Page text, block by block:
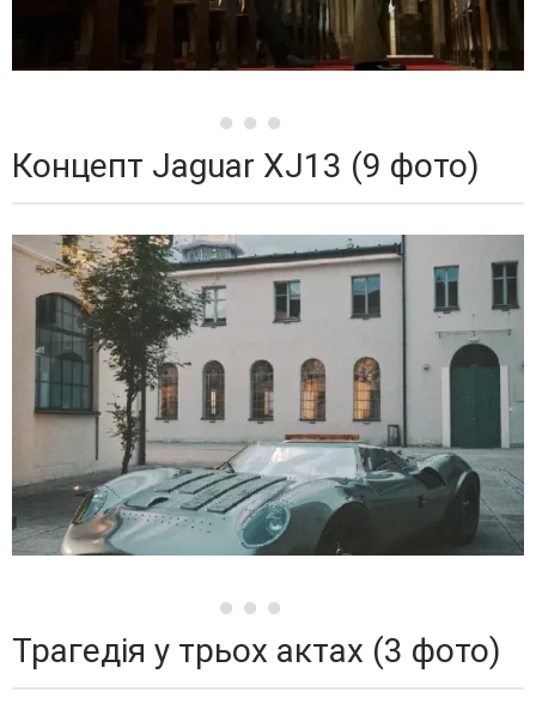
Концепт Jaguar XJ13 (9 фото)
Трагедія у трьох актах (3 фото)